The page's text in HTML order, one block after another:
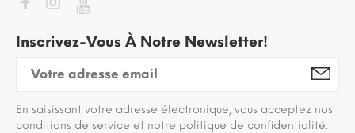
Inscrivez-Vous À Notre Newsletter!
En saisissant votre adresse électronique, vous acceptez nos
conditions de service et notre politique de confidentialité.